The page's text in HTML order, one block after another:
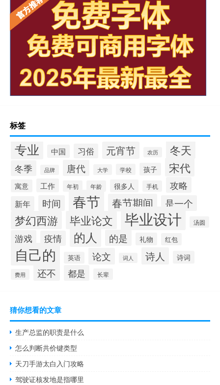
标签
专业 中国 习俗 元宵节 农历 冬天
冬季 品牌 唐代 大学 学校 孩子 宋代
寓意 工作 年初 年龄 很多人 手机 攻略
新年 时间 春节 春节期间 是一个
梦幻西游 毕业论文 毕业设计 汤圆
游戏 疫情 的人 的是 礼物 红包
自己的 英语 论文 词人 诗人 诗词
费用 还不 都是 长辈
猜你想看的文章
生产总监的职责是什么
怎么判断共价键类型
天刀手游太白入门攻略
驾驶证核发地是指哪里